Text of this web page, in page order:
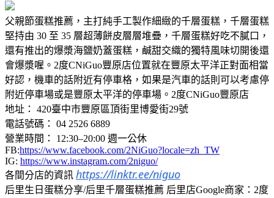
父親節蛋糕推薦，主打純手工製作細緻的千層蛋糕，千層蛋糕
堅持由 30 至 35 層超薄餅皮層層堆疊，千層蛋糕好吃不膩口，
還有推出的爆漿海鹽奶蓋蛋糕，鹹甜交織的獨特風味切開後還
會爆漿喔。2度CNiGuo豐原店位置就在豐原太平洋正對面相當
好認，機車的話附近有停車格，如果是汽車的話則可以考慮停
附近停車場或是豐原太平洋的停車場。2度CNiGuo豐原店
地址： 420臺中市豐原區頂街里博愛街29號
電話號碼： 04 2526 6889
營業時間： 12:30–20:00 週一公休
FB:https://www.facebook.com/2NiGuo?locale=zh_TW
IG: https://www.instagram.com/2niguo/
各間分店的資訊 https://linktr.ee/niguo
后里生日蛋糕分享/后里千層蛋糕推薦 后里店Google商家：2度